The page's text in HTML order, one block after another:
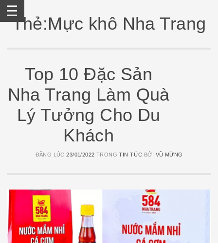
Skip
Thẻ:Mực khô Nha Trang
Top 10 Đặc Sản
Nha Trang Làm Quà
Lý Tưởng Cho Du
Khách
ĐĂNG LÚC23/01/2022 TRONGTIN TỨC BỞI VŨ MỪNG